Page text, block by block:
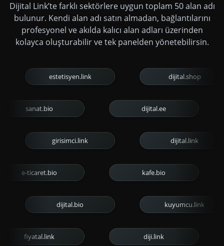
Dijital Link’te farklı sektörlere uygun toplam 50 alan adı
bulunur. Kendi alan adı satın almadan, bağlantılarını
profesyonel ve akılda kalıcı alan adları üzerinden
kolayca oluşturabilir ve tek panelden yönetebilirsin.
estetisyen.link dijital.shop
girisimci.link dijital.link
e-ticaret.bio
kuyumcu.link
fiyatal.link